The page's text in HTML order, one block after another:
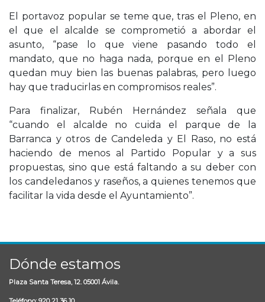
El portavoz popular se teme que, tras el Pleno, en
el que el alcalde se comprometió a abordar el
asunto, “pase lo que viene pasando todo el
mandato, que no haga nada, porque en el Pleno
quedan muy bien las buenas palabras, pero luego
hay que traducirlas en compromisos reales”.
Para finalizar, Rubén Hernández señala que
“cuando el alcalde no cuida el parque de la
Barranca y otros de Candeleda y El Raso, no está
haciendo de menos al Partido Popular y a sus
propuestas, sino que está faltando a su deber con
los candeledanos y raseños, a quienes tenemos que
facilitar la vida desde el Ayuntamiento”.
Dónde estamos
Plaza Santa Teresa, 12. 05001 Ávila.